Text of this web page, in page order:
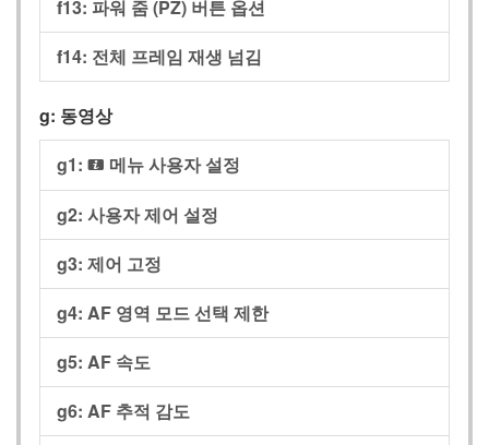
f13: 파워 줌 (PZ) 버튼 옵션
f14: 전체 프레임 재생 넘김
g: 동영상
g1: i 메뉴 사용자 설정
g2: 사용자 제어 설정
g3: 제어 고정
g4: AF 영역 모드 선택 제한
g5: AF 속도
g6: AF 추적 감도